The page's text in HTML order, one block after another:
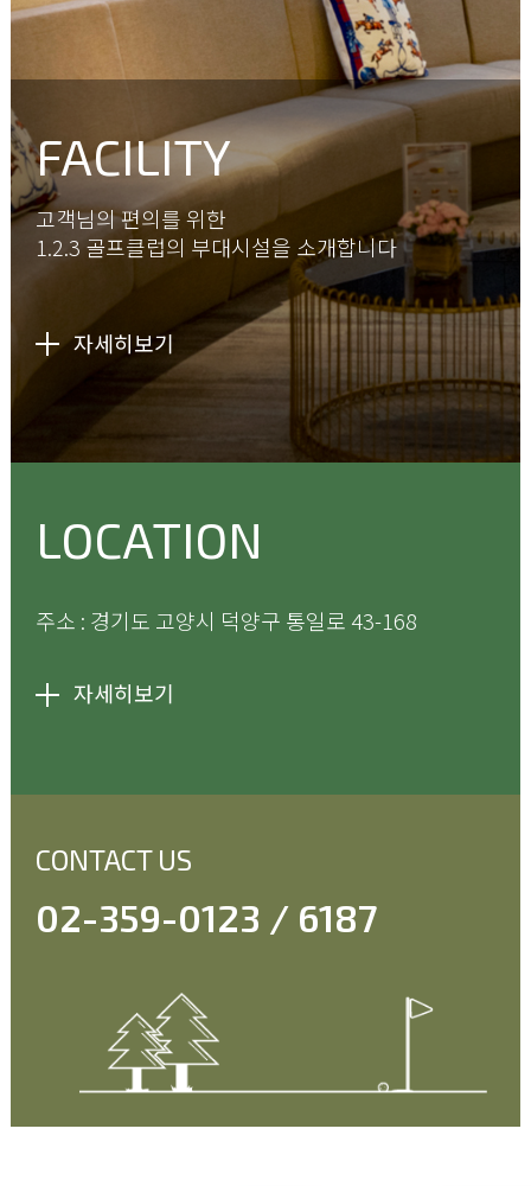
FACILITY
고객님의 편의를 위한
1.2.3 골프클럽의 부대시설을 소개합니다
자세히보기
LOCATION
주소 : 경기도 고양시 덕양구 통일로 43-168
자세히보기
CONTACT US
02-359-0123 / 6187